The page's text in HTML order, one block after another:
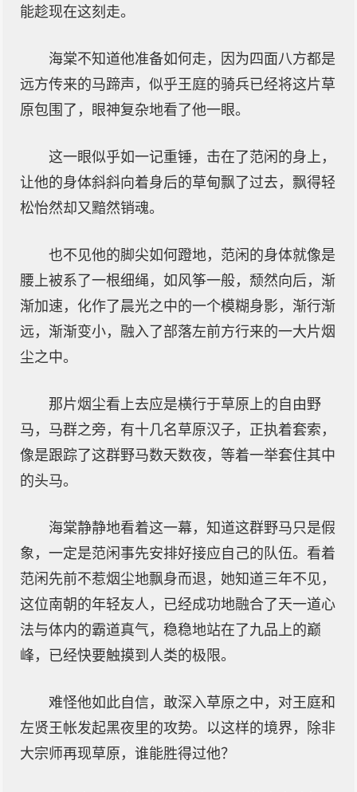
能趁现在这刻走。
海棠不知道他准备如何走，因为四面八方都是
远方传来的马蹄声，似乎王庭的骑兵已经将这片草
原包围了，眼神复杂地看了他一眼。
这一眼似乎如一记重锤，击在了范闲的身上，
让他的身体斜斜向着身后的草甸飘了过去，飘得轻
松怡然却又黯然销魂。
也不见他的脚尖如何蹬地，范闲的身体就像是
腰上被系了一根细绳，如风筝一般，颓然向后，渐
渐加速，化作了晨光之中的一个模糊身影，渐行渐
远，渐渐变小，融入了部落左前方行来的一大片烟
尘之中。
那片烟尘看上去应是横行于草原上的自由野
马，马群之旁，有十几名草原汉子，正执着套索，
像是跟踪了这群野马数天数夜，等着一举套住其中
的头马。
海棠静静地看着这一幕，知道这群野马只是假
象，一定是范闲事先安排好接应自己的队伍。看着
范闲先前不惹烟尘地飘身而退，她知道三年不见，
这位南朝的年轻友人，已经成功地融合了天一道心
法与体内的霸道真气，稳稳地站在了九品上的巅
峰，已经快要触摸到人类的极限。
难怪他如此自信，敢深入草原之中，对王庭和
左贤王帐发起黑夜里的攻势。以这样的境界，除非
大宗师再现草原，谁能胜得过他？